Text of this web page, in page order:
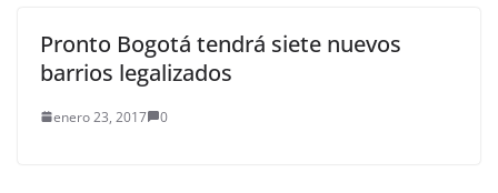
Pronto Bogotá tendrá siete nuevos
barrios legalizados
enero 23, 2017 0